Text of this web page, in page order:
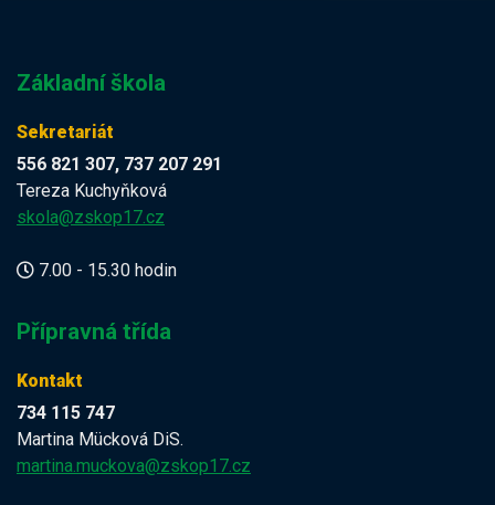
Základní škola
Sekretariát
556 821 307, 737 207 291
Tereza Kuchyňková
skola@zskop17.cz
7.00 - 15.30 hodin
Přípravná třída
Kontakt
734 115 747
Martina Mücková DiS.
martina.muckova@zskop17.cz